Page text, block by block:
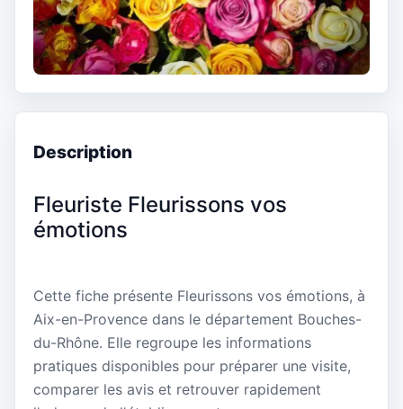
Description
Fleuriste Fleurissons vos
émotions
Cette fiche présente Fleurissons vos émotions, à
Aix-en-Provence dans le département Bouches-
du-Rhône. Elle regroupe les informations
pratiques disponibles pour préparer une visite,
comparer les avis et retrouver rapidement